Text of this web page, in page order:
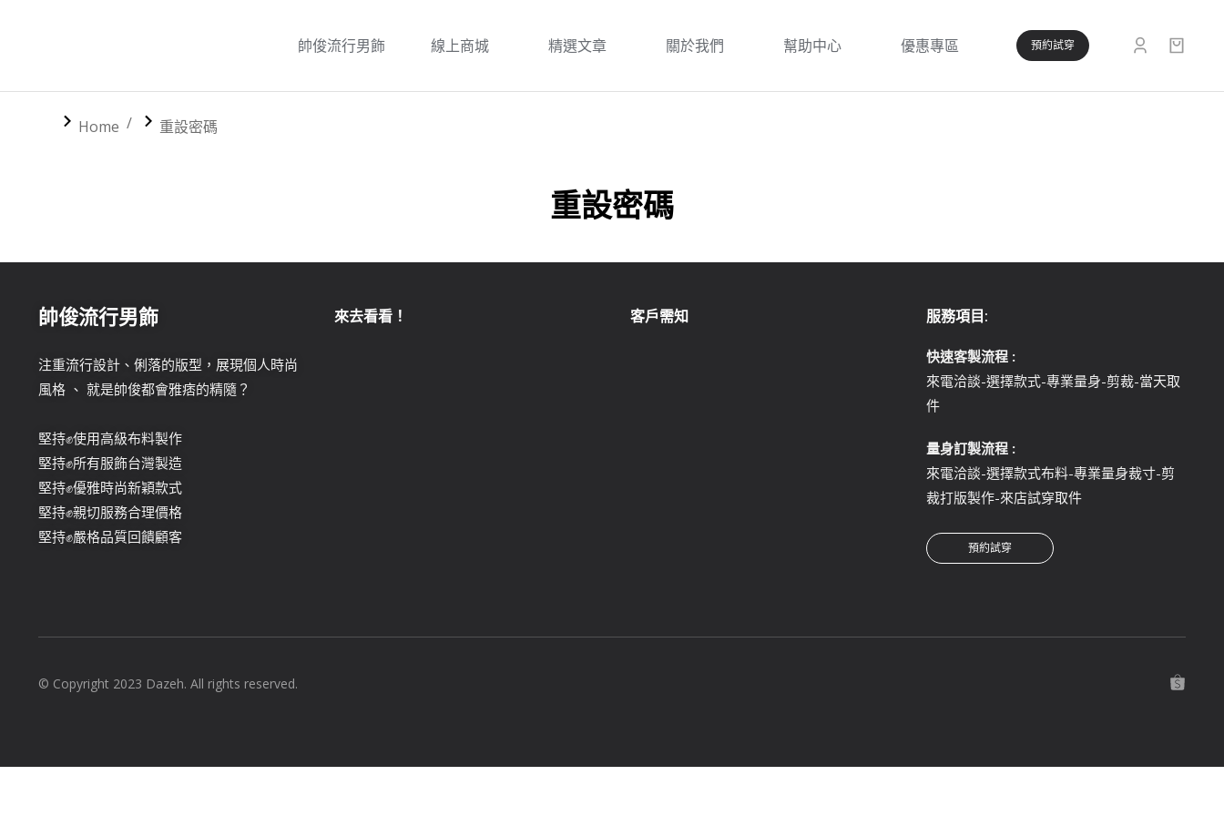
帥俊流行男飾 線上商城 精選文章 關於我們 幫助中心 優惠專區 預約試穿
You are here:
Home 重設密碼
重設密碼
帥俊流行男飾
注重流行設計、俐落的版型，展現個人時尚
風格 、 就是帥俊都會雅痞的精隨？
堅持✊使用高級布料製作
堅持✊所有服飾台灣製造
堅持✊優雅時尚新穎款式
堅持✊親切服務合理價格
堅持✊嚴格品質回饋顧客
來去看看！ 客戶需知 服務項目:
快速客製流程 :
來電洽談-選擇款式-專業量身-剪裁-當天取
件
量身訂製流程 :
來電洽談-選擇款式布料-專業量身裁寸-剪
裁打版製作-來店試穿取件
預約試穿
© Copyright 2023 Dazeh. All rights reserved.